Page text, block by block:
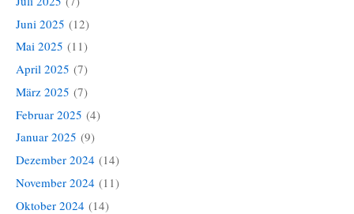
Juni 2025 (12)
Mai 2025 (11)
April 2025 (7)
März 2025 (7)
Februar 2025 (4)
Januar 2025 (9)
Dezember 2024 (14)
November 2024 (11)
Oktober 2024 (14)